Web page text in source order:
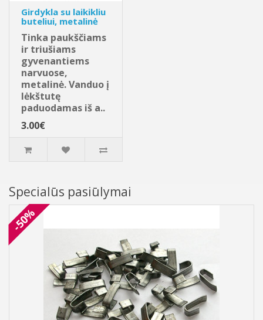
Girdykla su laikikliu
buteliui, metalinė
Tinka paukščiams
ir triušiams
gyvenantiems
narvuose,
metalinė. Vanduo į
lėkštutę
paduodamas iš a..
3.00€
Specialūs pasiūlymai
-50%